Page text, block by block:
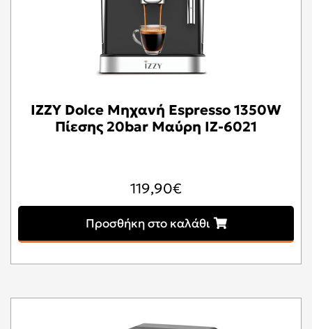
IZZY Dolce Μηχανή Espresso 1350W
Πίεσης 20bar Μαύρη IZ-6021
119,90€
Προσθήκη στο καλάθι